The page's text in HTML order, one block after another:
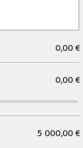
0,00 €
0,00 €
5 000,00 €